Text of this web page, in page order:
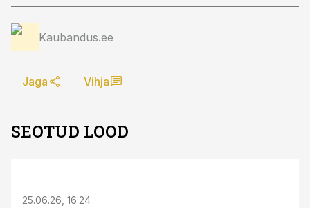
Kaubandus.ee
Jaga Vihja
SEOTUD LOOD
25.06.26, 16:24